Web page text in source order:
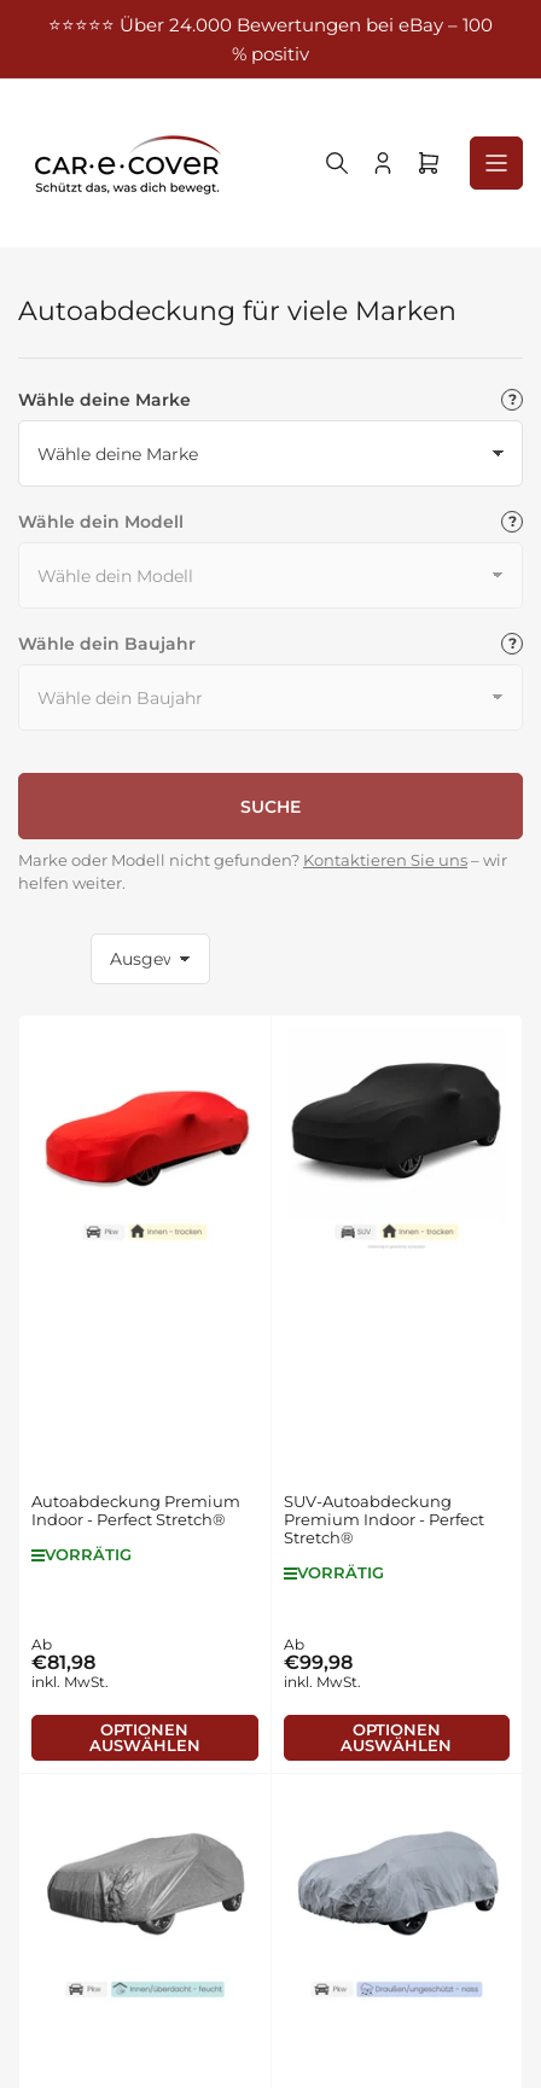
Inhalt
⭐⭐⭐⭐⭐ Über 24.000 Bewertungen bei eBay – 100
% positiv
Anmelden
Mini-
Warenkorb
Autoabdeckung für viele Marken
Wähle deine Marke
Wähle dein Modell
Wähle dein Baujahr
SUCHE
Marke oder Modell nicht gefunden? Kontaktieren Sie uns – wir
helfen weiter.
S
e
n
c
h
Autoabdeckung Premium
Indoor - Perfect Stretch®
VORRÄTIG
Normaler
Preis
Ab
€81,98
inkl. MwSt.
OPTIONEN
AUSWÄHLEN
SUV-Autoabdeckung
Premium Indoor - Perfect
Stretch®
VORRÄTIG
Normaler
Preis
Ab
€99,98
inkl. MwSt.
OPTIONEN
AUSWÄHLEN